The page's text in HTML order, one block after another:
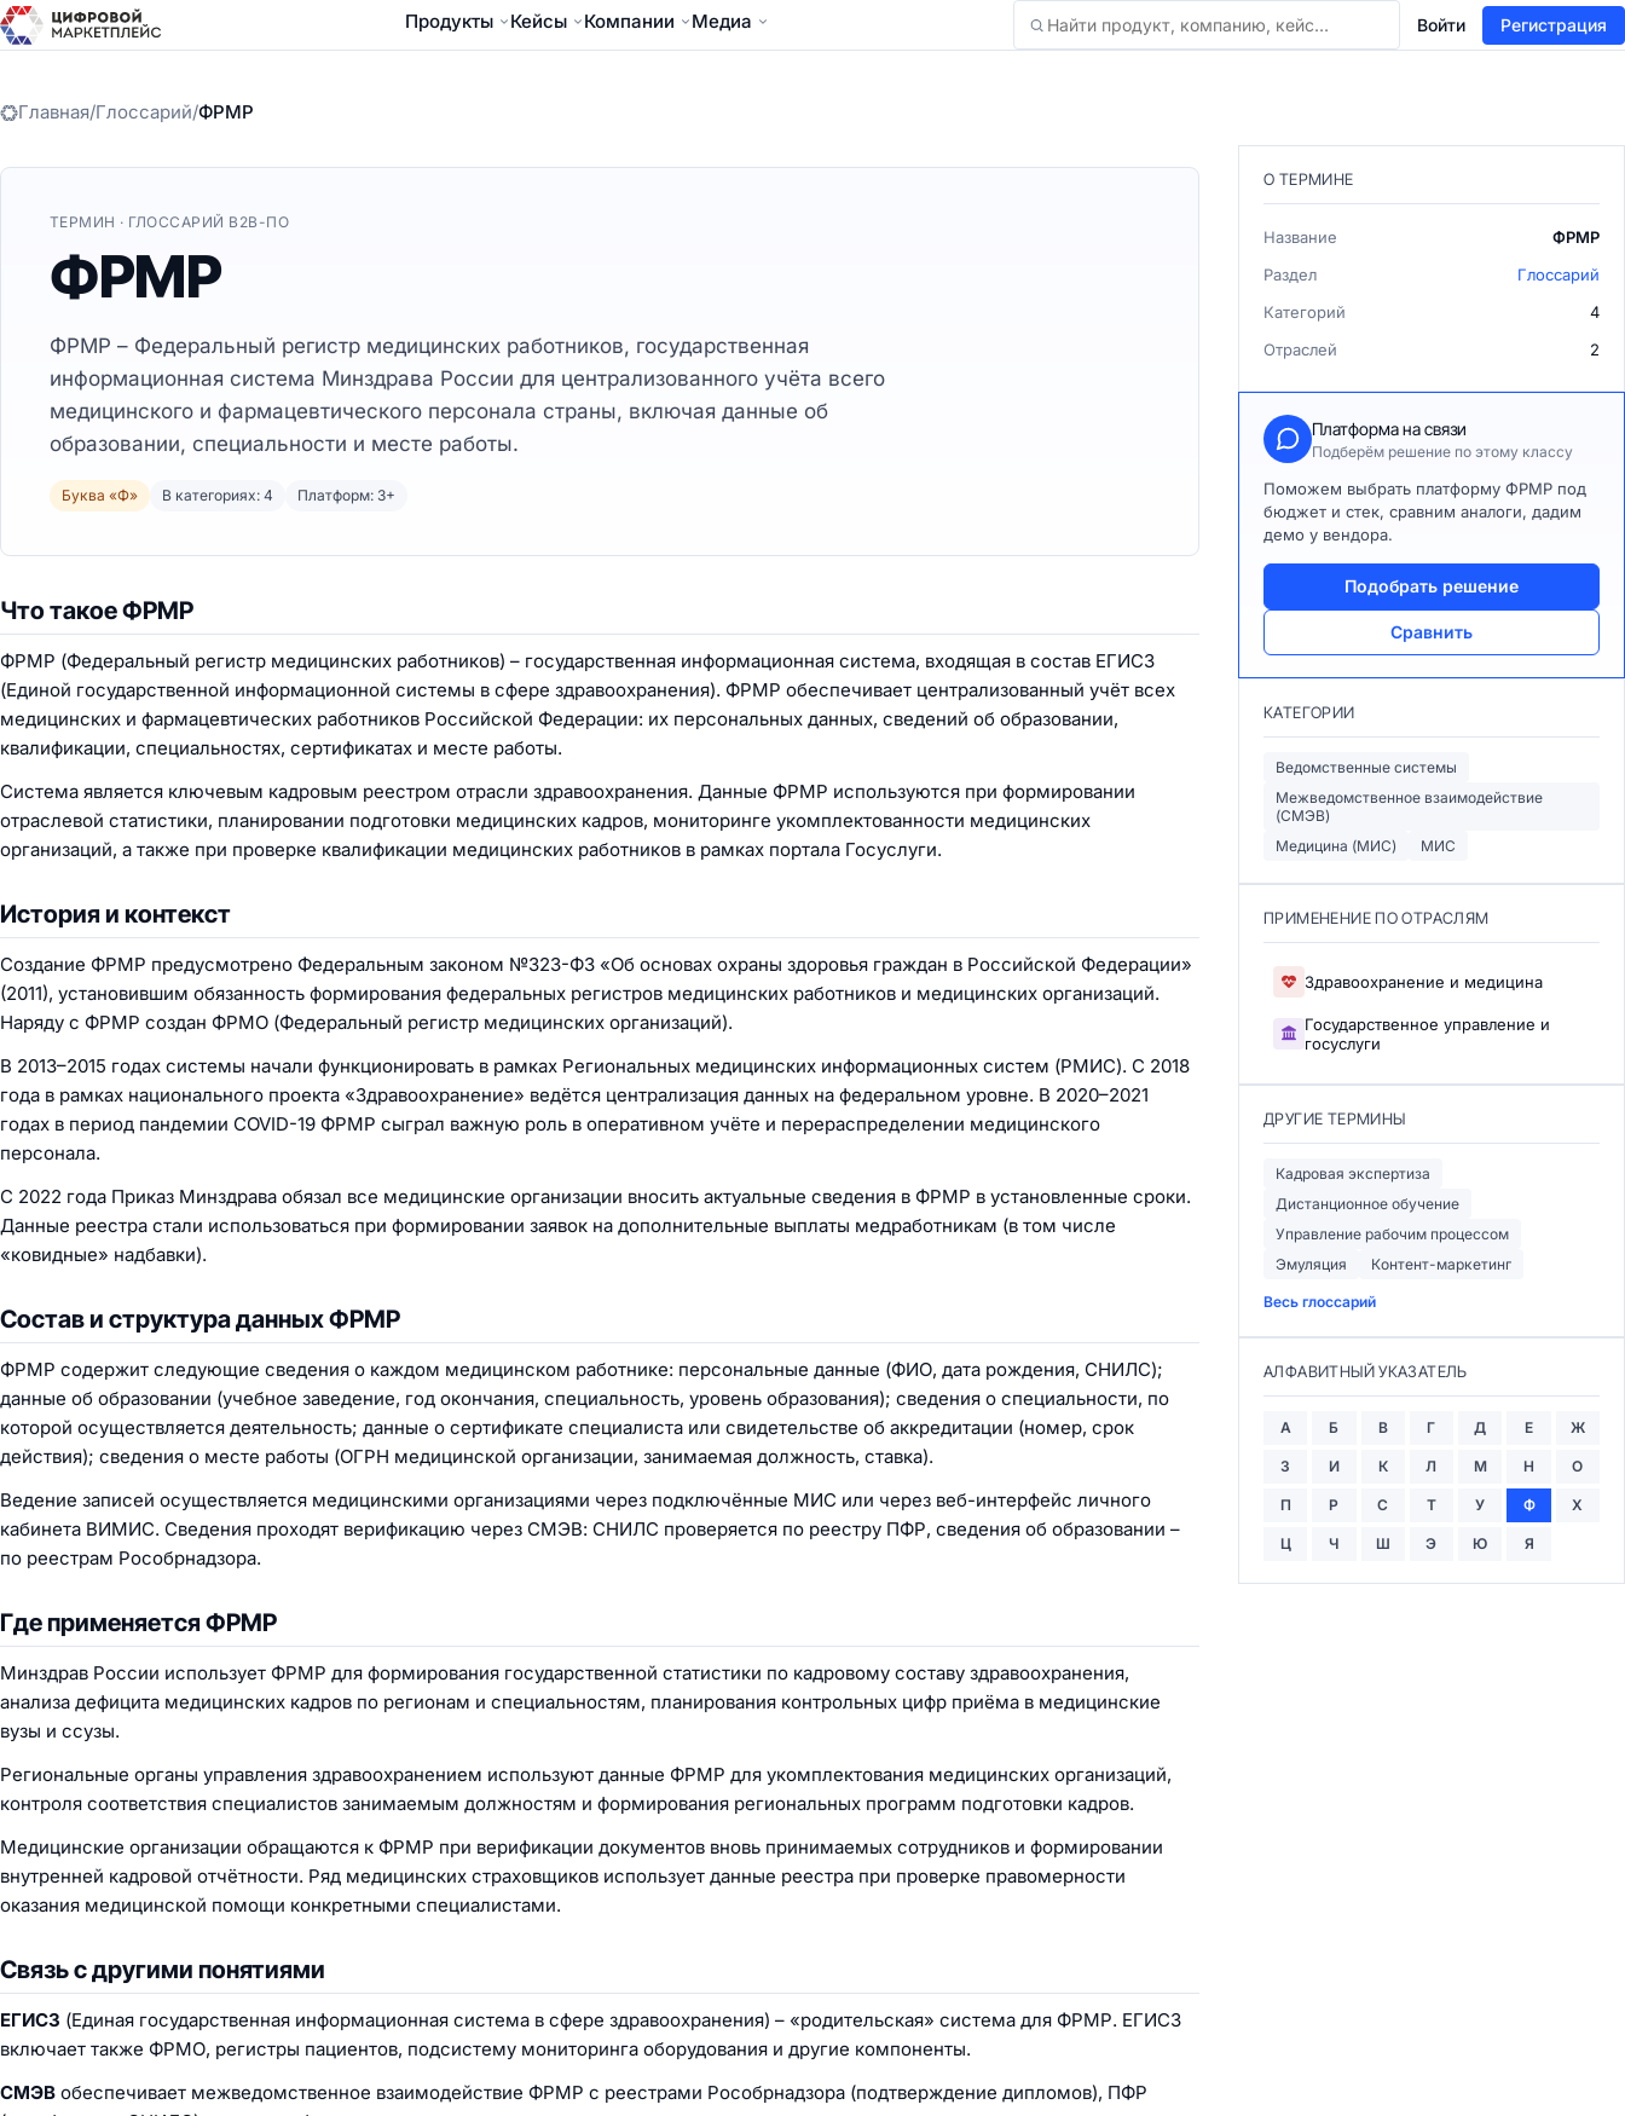
Продукты Кейсы Компании Медиа
Найти Войти Регистрация
Главная/Глоссарий/ФРМР
ТЕРМИН · ГЛОССАРИЙ B2B-ПО
ФРМР
ФРМР – Федеральный регистр медицинских работников, государственная
информационная система Минздрава России для централизованного учёта всего
медицинского и фармацевтического персонала страны, включая данные об
образовании, специальности и месте работы.
Буква «Ф» В категориях: 4 Платформ: 3+
Что такое ФРМР
ФРМР (Федеральный регистр медицинских работников) – государственная информационная система, входящая в состав ЕГИСЗ
(Единой государственной информационной системы в сфере здравоохранения). ФРМР обеспечивает централизованный учёт всех
медицинских и фармацевтических работников Российской Федерации: их персональных данных, сведений об образовании,
квалификации, специальностях, сертификатах и месте работы.
Система является ключевым кадровым реестром отрасли здравоохранения. Данные ФРМР используются при формировании
отраслевой статистики, планировании подготовки медицинских кадров, мониторинге укомплектованности медицинских
организаций, а также при проверке квалификации медицинских работников в рамках портала Госуслуги.
История и контекст
Создание ФРМР предусмотрено Федеральным законом №323-ФЗ «Об основах охраны здоровья граждан в Российской Федерации»
(2011), установившим обязанность формирования федеральных регистров медицинских работников и медицинских организаций.
Наряду с ФРМР создан ФРМО (Федеральный регистр медицинских организаций).
В 2013–2015 годах системы начали функционировать в рамках Региональных медицинских информационных систем (РМИС). С 2018
года в рамках национального проекта «Здравоохранение» ведётся централизация данных на федеральном уровне. В 2020–2021
годах в период пандемии COVID-19 ФРМР сыграл важную роль в оперативном учёте и перераспределении медицинского
персонала.
С 2022 года Приказ Минздрава обязал все медицинские организации вносить актуальные сведения в ФРМР в установленные сроки.
Данные реестра стали использоваться при формировании заявок на дополнительные выплаты медработникам (в том числе
«ковидные» надбавки).
Состав и структура данных ФРМР
ФРМР содержит следующие сведения о каждом медицинском работнике: персональные данные (ФИО, дата рождения, СНИЛС);
данные об образовании (учебное заведение, год окончания, специальность, уровень образования); сведения о специальности, по
которой осуществляется деятельность; данные о сертификате специалиста или свидетельстве об аккредитации (номер, срок
действия); сведения о месте работы (ОГРН медицинской организации, занимаемая должность, ставка).
Ведение записей осуществляется медицинскими организациями через подключённые МИС или через веб-интерфейс личного
кабинета ВИМИС. Сведения проходят верификацию через СМЭВ: СНИЛС проверяется по реестру ПФР, сведения об образовании –
по реестрам Рособрнадзора.
Где применяется ФРМР
Минздрав России использует ФРМР для формирования государственной статистики по кадровому составу здравоохранения,
анализа дефицита медицинских кадров по регионам и специальностям, планирования контрольных цифр приёма в медицинские
вузы и ссузы.
Региональные органы управления здравоохранением используют данные ФРМР для укомплектования медицинских организаций,
контроля соответствия специалистов занимаемым должностям и формирования региональных программ подготовки кадров.
Медицинские организации обращаются к ФРМР при верификации документов вновь принимаемых сотрудников и формировании
внутренней кадровой отчётности. Ряд медицинских страховщиков использует данные реестра при проверке правомерности
оказания медицинской помощи конкретными специалистами.
Связь с другими понятиями
ЕГИСЗ (Единая государственная информационная система в сфере здравоохранения) – «родительская» система для ФРМР. ЕГИСЗ
включает также ФРМО, регистры пациентов, подсистему мониторинга оборудования и другие компоненты.
СМЭВ обеспечивает межведомственное взаимодействие ФРМР с реестрами Рособрнадзора (подтверждение дипломов), ПФР
О ТЕРМИНЕ
Название
ФРМР
Раздел
Глоссарий
Категорий
4
Отраслей
2
Платформа на связи
Подберём решение по этому классу
Поможем выбрать платформу ФРМР под
бюджет и стек, сравним аналоги, дадим
демо у вендора.
Подобрать решение
Сравнить
КАТЕГОРИИ
Ведомственные системы
Межведомственное взаимодействие
(СМЭВ)
Медицина (МИС)
МИС
ПРИМЕНЕНИЕ ПО ОТРАСЛЯМ
Здравоохранение и медицина
Государственное управление и
госуслуги
ДРУГИЕ ТЕРМИНЫ
Кадровая экспертиза
Дистанционное обучение
Управление рабочим процессом
Эмуляция
Контент-маркетинг
Весь глоссарий
АЛФАВИТНЫЙ УКАЗАТЕЛЬ
А Б В Г Д Е Ж
З И К Л М Н О
П Р С Т У Ф Х
Ц Ч Ш Э Ю Я